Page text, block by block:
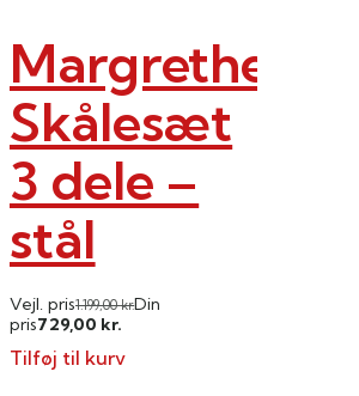
Margrethe
Skålesæt
3 dele –
stål
Vejl. pris1.199,00kr.Din
pris729,00 kr.
Tilføj til kurv